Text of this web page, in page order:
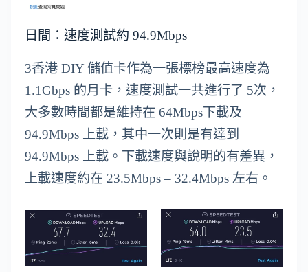
日間：速度測試約 94.9Mbps
3香港 DIY 儲值卡作為一張標榜最高速度為
1.1Gbps 的月卡，速度測試一共進行了 5次，
大多數時間都是維持在 64Mbps下載及
94.9Mbps 上載，其中一次則是有達到
94.9Mbps 上載。下載速度與說明的有差異，
上載速度約在 23.5Mbps – 32.4Mbps 左右。